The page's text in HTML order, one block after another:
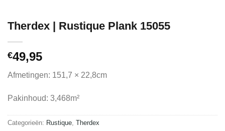
Therdex | Rustique Plank 15055
€49,95
Afmetingen: 151,7 × 22,8cm
Pakinhoud: 3,468m²
Categorieën: Rustique Therdex